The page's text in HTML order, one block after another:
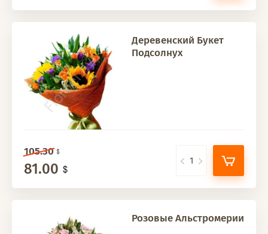
Деревенский Букет
Подсолнух
105.30
81.00
Розовые Альстромерии